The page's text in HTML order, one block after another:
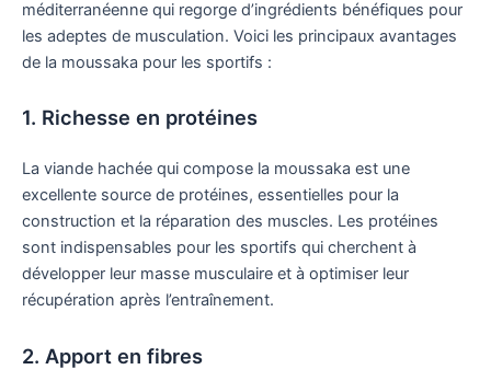
méditerranéenne qui regorge d’ingrédients bénéfiques pour
les adeptes de musculation. Voici les principaux avantages
de la moussaka pour les sportifs :
1. Richesse en protéines
La viande hachée qui compose la moussaka est une
excellente source de protéines, essentielles pour la
construction et la réparation des muscles. Les protéines
sont indispensables pour les sportifs qui cherchent à
développer leur masse musculaire et à optimiser leur
récupération après l’entraînement.
2. Apport en fibres